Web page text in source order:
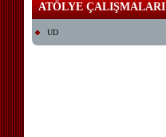
ATÖLYE ÇALIŞMALARI
UD